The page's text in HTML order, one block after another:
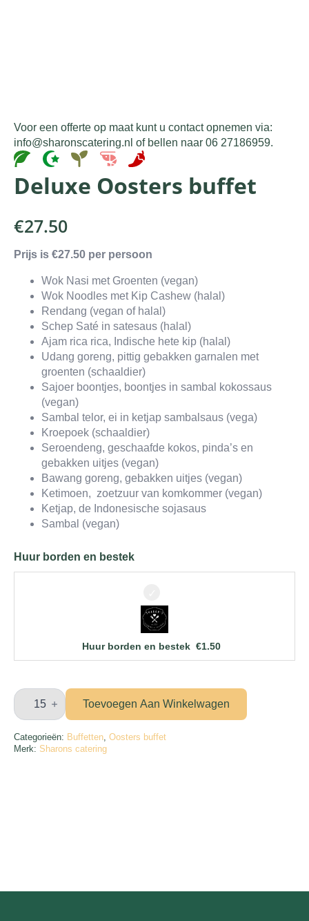
Voor een offerte op maat kunt u contact opnemen via:
info@sharonscatering.nl of bellen naar 06 27186959.
Deluxe Oosters buffet
€27.50
Prijs is €27.50 per persoon
Wok Nasi met Groenten (vegan)
Wok Noodles met Kip Cashew (halal)
Rendang (vegan of halal)
Schep Saté in satesaus (halal)
Ajam rica rica, Indische hete kip (halal)
Udang goreng, pittig gebakken garnalen met
groenten (schaaldier)
Sajoer boontjes, boontjes in sambal kokossaus
(vegan)
Sambal telor, ei in ketjap sambalsaus (vega)
Kroepoek (schaaldier)
Seroendeng, geschaafde kokos, pinda’s en
gebakken uitjes (vegan)
Bawang goreng, gebakken uitjes (vegan)
Ketimoen, zoetzuur van komkommer (vegan)
Ketjap, de Indonesische sojasaus
Sambal (vegan)
Huur borden en bestek
Huur borden en bestek €1.50
Deluxe
Oosters
buffet
Toevoegen Aan Winkelwagen
Categorieën: Buffetten, Oosters buffet
Merk: Sharons catering